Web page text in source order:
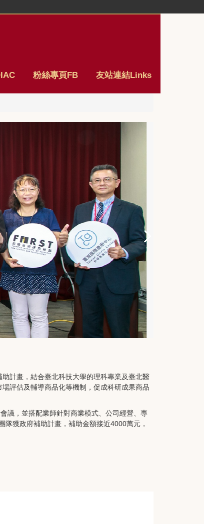
粉絲專頁FB 友站連結Links
計畫，結合臺北科技大學的理科專業及臺北醫
評估及輔導商品化等機制，促成科研成果商品
議，並搭配業師針對商業模式、公司經營、專
獲政府補助計畫，補助金額接近4000萬元，